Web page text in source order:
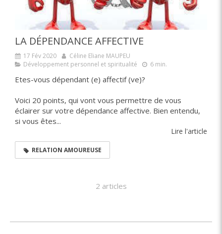
LA DÉPENDANCE AFFECTIVE
17 Fév 2020
Céline Eliane MAUPEU
Développement personnel et spiritualité
6 min.
Etes-vous dépendant (e) affectif (ve)?
Voici 20 points, qui vont vous permettre de vous
éclairer sur votre dépendance affective. Bien entendu,
si vous êtes...
Lire l'article
RELATION AMOUREUSE
2 articles